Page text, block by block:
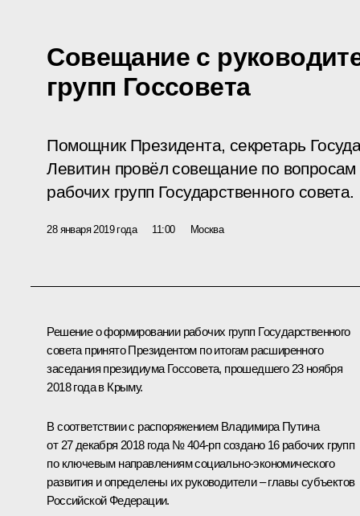
Совещание с
групп Госсовета
Помощник Президента, секретарь
Левитин провёл совещание по вопросам
рабочих групп Государственного совета.
28 января 2019 года 11:00 Москва
Решение о формировании рабочих групп Государственного
совета принято Президентом по итогам расширенного
заседания президиума Госсовета, прошедшего 23 ноября
2018 года в Крыму.
В соответствии с распоряжением Владимира Путина
от 27 декабря 2018 года № 404-рп создано 16 рабочих групп
по ключевым направлениям социально-экономического
развития и определены их руководители – главы субъектов
Российской Федерации.